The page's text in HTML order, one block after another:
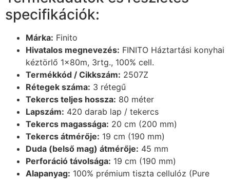
specifikációk:
Márka: Finito
Hivatalos megnevezés: FINITO Háztartási konyhai
kéztörlő 1x80m, 3rtg., 100% cell.
Termékkód / Cikkszám: 2507Z
Rétegek száma: 3 rétegű
Tekercs teljes hossza: 80 méter
Lapszám: 420 darab lap / tekercs
Tekercs magassága: 20 cm (200 mm)
Tekercs átmérője: 19 cm (190 mm)
Duda (belső mag) átmérője: 45 mm
Perforáció távolsága: 19 cm (190 mm)
Alapanyag: 100% prémium tiszta cellulóz (Pure